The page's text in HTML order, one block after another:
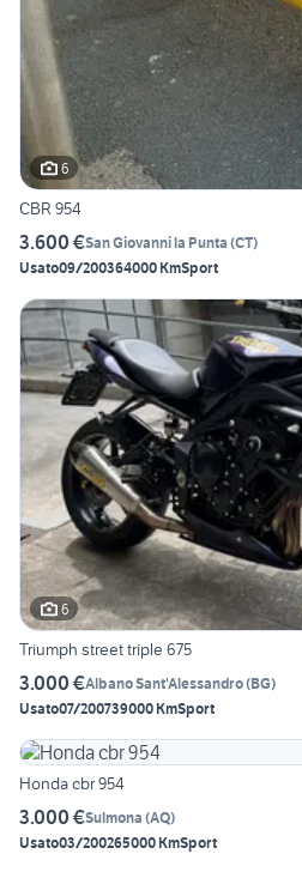
6
CBR 954
3.600 €San Giovanni la Punta (CT)
Usato09/200364000 KmSport
6
Triumph street triple 675
3.000 €Albano Sant'Alessandro(BG)
Usato07/200739000 KmSport
Honda cbr 954
3.000 €Sulmona (AQ)
Usato03/200265000 KmSport